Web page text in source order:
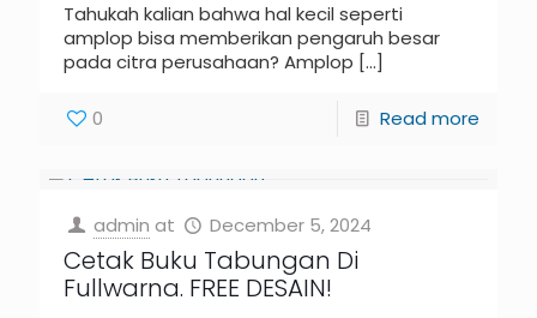
Tahukah kalian bahwa hal kecil seperti
amplop bisa memberikan pengaruh besar
pada citra perusahaan? Amplop […]
0 Read more
admin at December 5, 2024
Cetak Buku Tabungan Di
Fullwarna. FREE DESAIN!